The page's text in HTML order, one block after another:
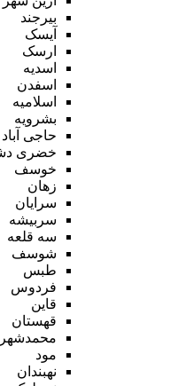
بیرجند
آیسک
ارسک
اسدیه
اسفدن
اسلامیه
بشرویه
حاجی آباد
خضری
خوسف
زهان
سرایان
سربیشه
سه قلعه
شوسف
طبس
فردوس
قاین
قهستان
محمدشهر
مود
نهبندان